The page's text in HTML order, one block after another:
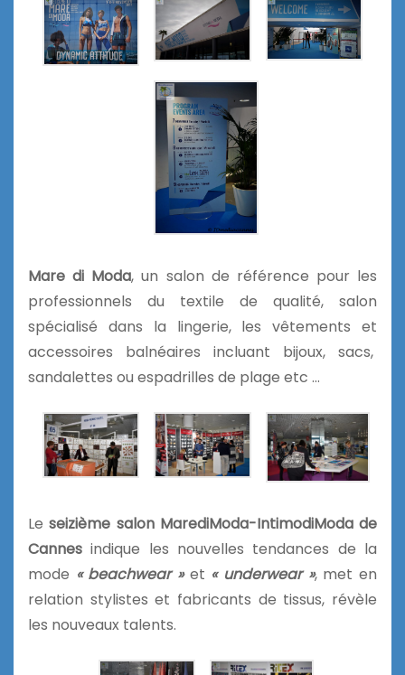
Mare di Moda, un salon de référence pour les
professionnels du textile de qualité, salon
spécialisé dans la lingerie, les vêtements et
accessoires balnéaires incluant bijoux, sacs,
sandalettes ou espadrilles de plage etc …
Leseizième salon MarediModa-IntimodiModa de
Cannes indique les nouvelles tendances de la
mode « beachwear »et « underwear », met en
relation stylistes et fabricants de tissus, révèle
les nouveaux talents.